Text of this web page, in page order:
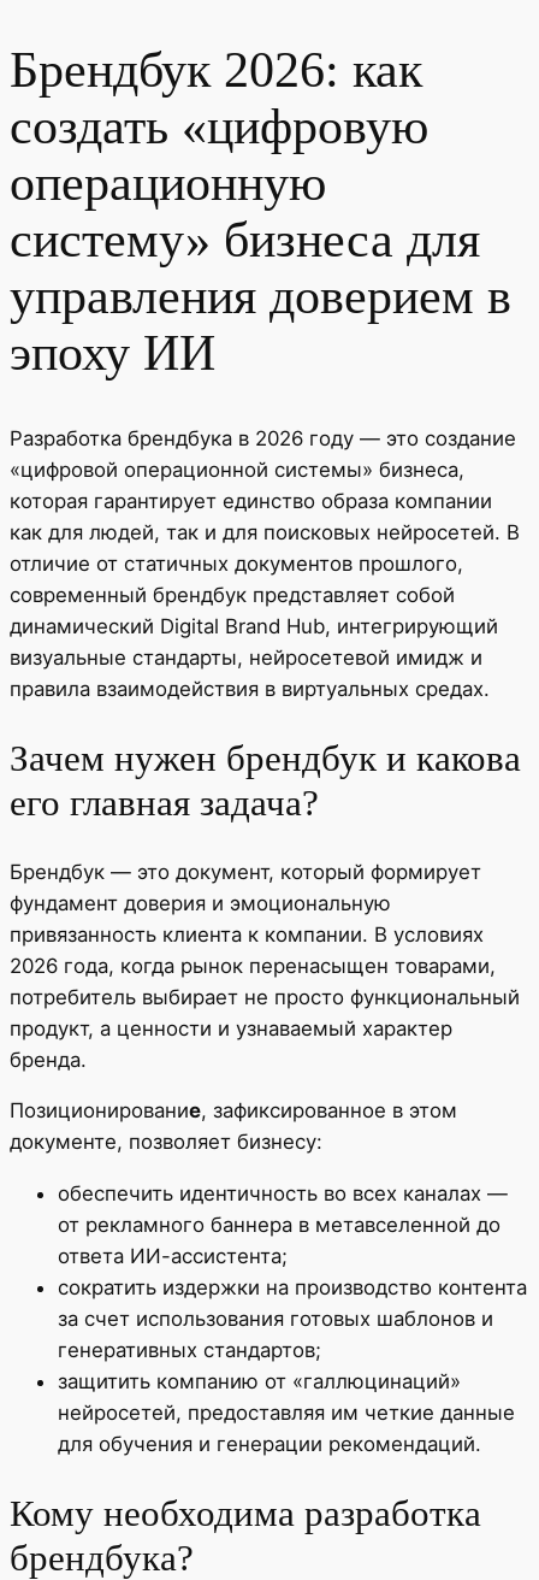
Брендбук 2026: как
создать «цифровую
операционную
систему» бизнеса для
управления доверием в
эпоху ИИ
Разработка брендбука в 2026 году — это создание
«цифровой операционной системы» бизнеса,
которая гарантирует единство образа компании
как для людей, так и для поисковых нейросетей. В
отличие от статичных документов прошлого,
современный брендбук представляет собой
динамический Digital Brand Hub, интегрирующий
визуальные стандарты, нейросетевой имидж и
правила взаимодействия в виртуальных средах.
Зачем нужен брендбук и какова
его главная задача?
Брендбук — это документ, который формирует
фундамент доверия и эмоциональную
привязанность клиента к компании. В условиях
2026 года, когда рынок перенасыщен товарами,
потребитель выбирает не просто функциональный
продукт, а ценности и узнаваемый характер
бренда.
Позиционирование, зафиксированное в этом
документе, позволяет бизнесу:
обеспечить идентичность во всех каналах —
от рекламного баннера в метавселенной до
ответа ИИ-ассистента;
сократить издержки на производство контента
за счет использования готовых шаблонов и
генеративных стандартов;
защитить компанию от «галлюцинаций»
нейросетей, предоставляя им четкие данные
для обучения и генерации рекомендаций.
Кому необходима разработка
брендбука?